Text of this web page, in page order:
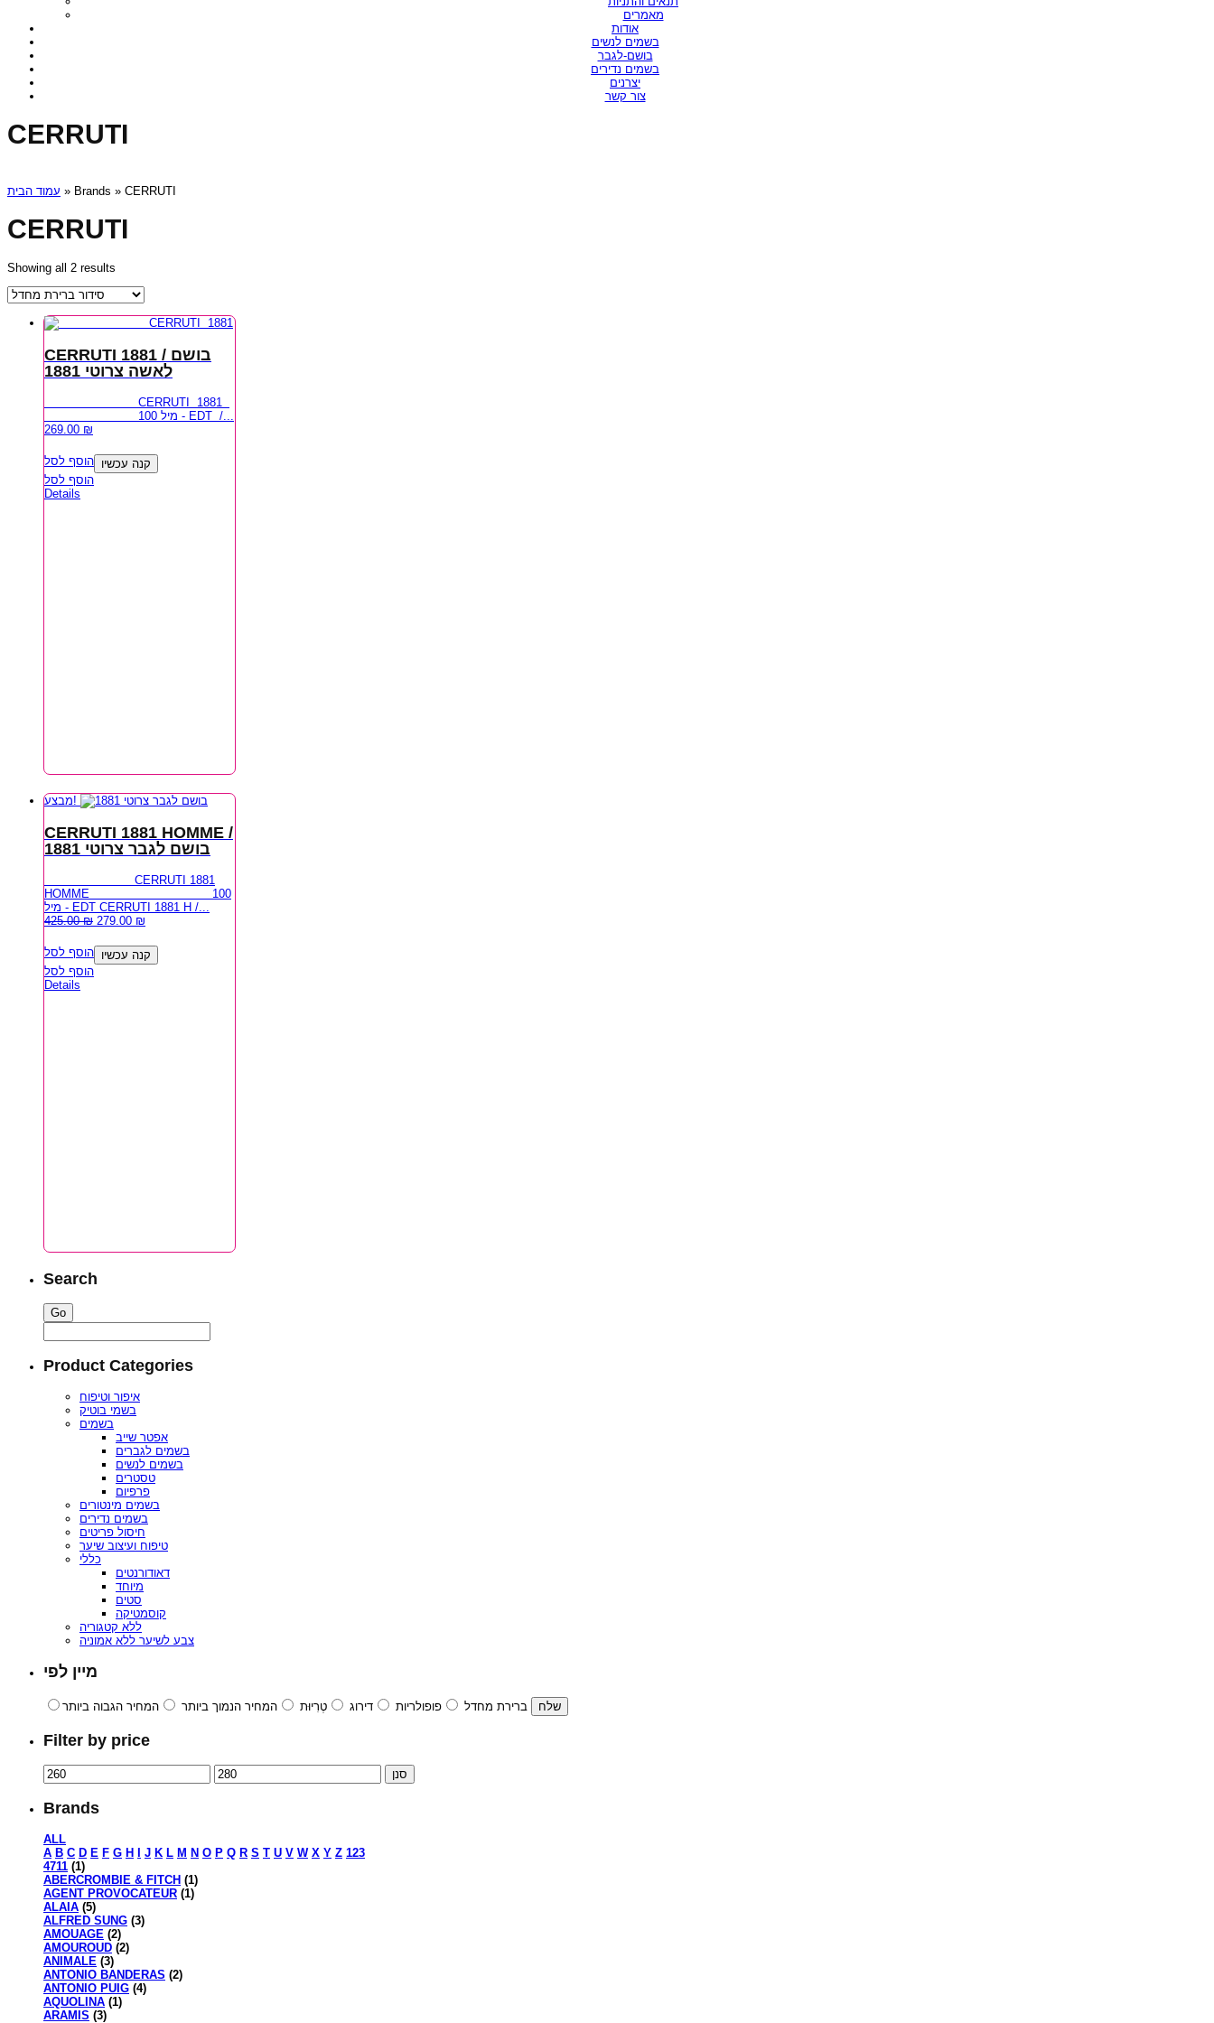
מאמרים
אודות
בשמים לנשים
בושם-לגבר
בשמים נדירים
יצרנים
צור קשר
CERRUTI
עמוד הבית » Brands » CERRUTI
CERRUTI
Showing all 2 results
CERRUTI 1881 / בושם
לאשה צרוטי 1881
CERRUTI 1881
100 מיל - EDT /...
269.00 ₪
הוסף לסל קנה עכשיו
הוסף לסל
Details
מבצע!
CERRUTI 1881 HOMME /
בושם לגבר צרוטי 1881
CERRUTI 1881
HOMME 100
מיל - EDT CERRUTI 1881 H /...
425.00₪ 279.00 ₪
הוסף לסל קנה עכשיו
הוסף לסל
Details
Search
Product Categories
איפור וטיפוח
בשמי בוטיק
בשמים
אפטר שייב
בשמים לגברים
בשמים לנשים
טסטרים
פרפיום
בשמים מינטורים
בשמים נדירים
חיסול פריטים
טיפוח ועיצוב שיער
כללי
דאודורנטים
מיוחד
סטים
קוסמטיקה
ללא קטגוריה
צבע לשיער ללא אמוניה
מיין לפי
ברירת מחדל פופולריות דירוג טְרִיוּת המחיר הנמוך ביותר המחיר הגבוה ביותר
Filter by price
סנן
Brands
ALL
A B C D E F G H J K L M N O P Q R S T U V W X Y Z 123
4711 (1)
ABERCROMBIE & FITCH (1)
AGENT PROVOCATEUR (1)
ALAIA (5)
ALFRED SUNG (3)
AMOUAGE (2)
AMOUROUD (2)
ANIMALE (3)
ANTONIO BANDERAS (2)
ANTONIO PUIG (4)
AQUOLINA (1)
ARAMIS (3)